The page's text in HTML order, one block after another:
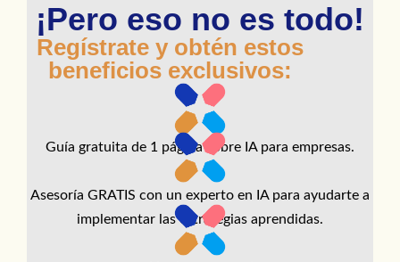
¡Pero eso no es todo!
Regístrate y obtén estos
beneficios exclusivos:
Guía gratuita de 1 página sobre IA para empresas.
Asesoría GRATIS con un experto en IA para ayudarte a
implementar las estrategias aprendidas.